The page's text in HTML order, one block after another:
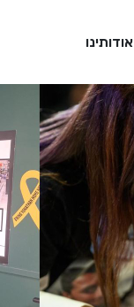
אודותינו